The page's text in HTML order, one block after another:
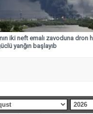
iki neft emalı zavoduna dron
yanğın başlayıb